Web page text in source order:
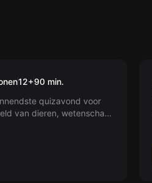
12+90 min.
quizavond voor
van dieren, wetenschap
perfect voor